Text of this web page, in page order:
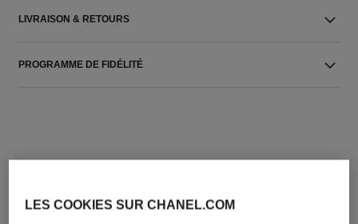
LIVRAISON & RETOURS
PROGRAMME DE FIDÉLITÉ
L'ACCORD PARFAIT
LES COOKIES SUR CHANEL.COM